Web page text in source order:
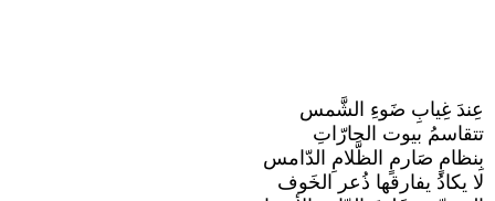
عِندَ غِيابِ ضَوءِ الشَّمس
تتقاسمُ بيوت الحارّاتِ
بِنظامٍ صَارمٍ الظَّلامِ الدّامس
لا يكادُ يفارقها ذُعر الخَوف